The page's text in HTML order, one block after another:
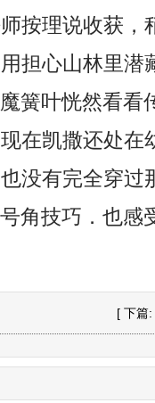
按理说收获，
担心山林里潜
簧叶恍然看看
在凯撒还处在
没有完全穿过
角技巧．也感
[ 下篇: